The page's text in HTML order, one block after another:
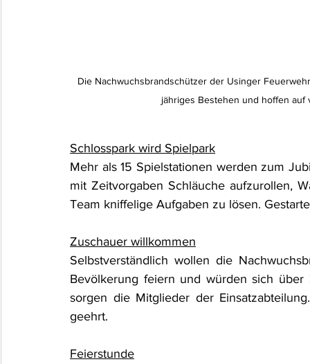
Die Nachwuchsbrandschützer der Usinger
jähriges Bestehen und hoffen auf
Schlosspark wird Spielpark
Mehr als 15 Spielstationen werden zum
mit Zeitvorgaben Schläuche aufzurollen,
Team kniffelige Aufgaben zu lösen.
Zuschauer willkommen
Selbstverständlich wollen die
Bevölkerung feiern und würden sich
sorgen die Mitglieder der
geehrt.
Feierstunde